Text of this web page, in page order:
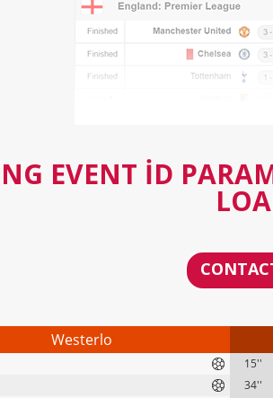
EVENT ID
Westerlo
15''
34''